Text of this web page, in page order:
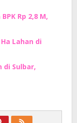
Rp 2,8 M,
Lahan di
di Sulbar,